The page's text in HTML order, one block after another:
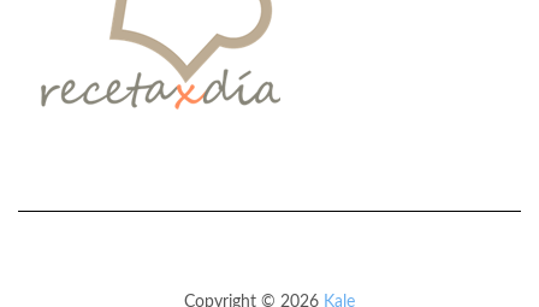
Copyright © 2026 Kale